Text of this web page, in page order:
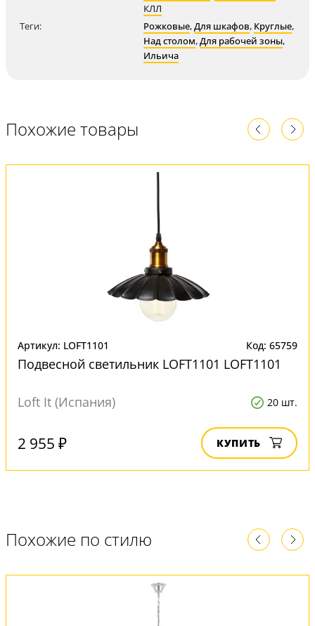
КЛЛ
Теги:
Рожковые,Для шкафов, Круглые,
Над столом,Для рабочей зоны,
Ильича
Похожие товары
Артикул: LOFT1101 Код: 65759
Подвесной светильник LOFT1101 LOFT1101
Loft It (Испания) 20 шт.
2 955 ₽ КУПИТЬ
Похожие по стилю